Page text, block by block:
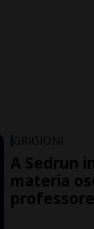
GRIGIONI
A Sedrun
materia